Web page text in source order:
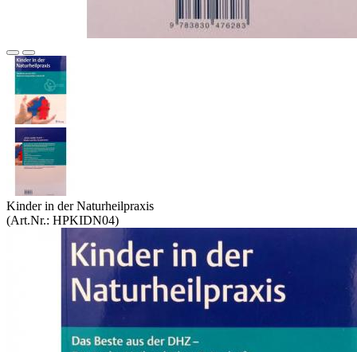
Kinder in der Naturheilpraxis
(Art.Nr.: HPKIDN04)